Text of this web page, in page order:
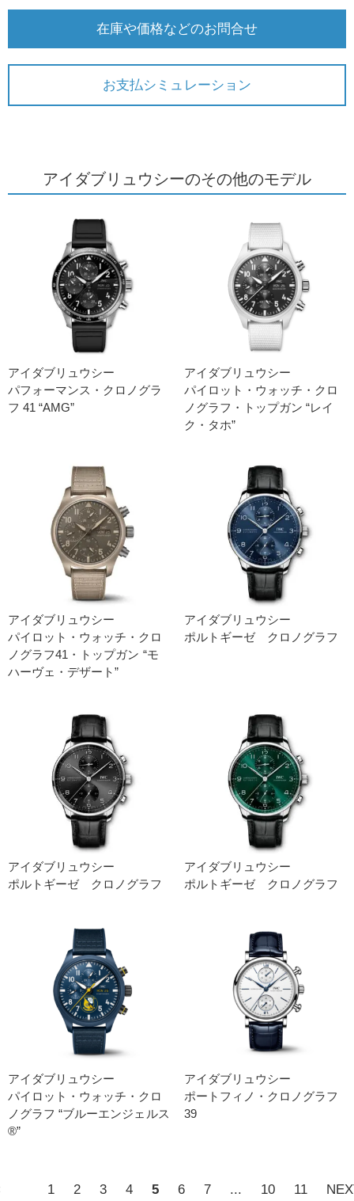
在庫や価格などのお問合せ
お支払シミュレーション
アイダブリュウシーのその他のモデル
アイダブリュウシー
パフォーマンス・クロノグラ
フ 41 “AMG”
アイダブリュウシー
パイロット・ウォッチ・クロ
ノグラフ・トップガン “レイ
ク・タホ”
アイダブリュウシー
パイロット・ウォッチ・クロ
ノグラフ41・トップガン “モ
ハーヴェ・デザート”
アイダブリュウシー
ポルトギーゼ クロノグラフ
アイダブリュウシー
ポルトギーゼ クロノグラフ
アイダブリュウシー
ポルトギーゼ クロノグラフ
アイダブリュウシー
パイロット・ウォッチ・クロ
ノグラフ “ブルーエンジェルス
®”
アイダブリュウシー
ポートフィノ・クロノグラフ
39
1 2 3 4 5 6 7 ... 10 11